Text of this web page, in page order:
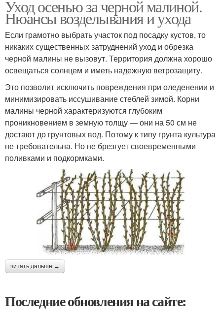
Уход осенью за черной малиной.
Нюансы возделывания и ухода
Если грамотно выбрать участок под посадку кустов, то
никаких существенных затруднений уход и обрезка
черной малины не вызовут. Территория должна хорошо
освещаться солнцем и иметь надежную ветрозащиту.
Это позволит исключить повреждения при оледенении и
минимизировать иссушивание стеблей зимой. Корни
малины черной характеризуются глубоким
проникновением в земную толщу — они на 50 см не
достают до грунтовых вод. Потому к типу грунта культура
не требовательна. Но не брезгует своевременными
поливками и подкормками.
читать дальше →
Последние обновления на сайте: